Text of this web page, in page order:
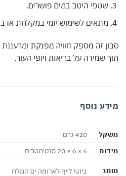
שטפי היטב במים פושרים.
מתאים לשימוש יומי במקלחת או
זה מספק חוויה מפנקת ומרעננת
שמירה על בריאות ויופי העור.
נוסף
420 גרם
6 × 6 × 20 סנטימטרים
ביוטי לייף לארומה ים המלח